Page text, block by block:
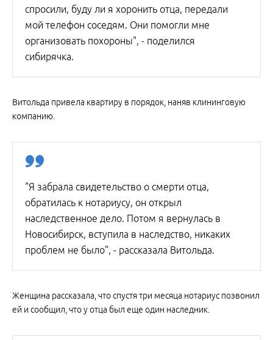
спросили, буду ли я хоронить отца, передали
мой телефон соседям. Они помогли мне
организовать похороны", - поделился
сибирячка.
Витольда привела квартиру в порядок, наняв клининговую
компанию.
"Я забрала свидетельство о смерти отца,
обратилась к нотариусу, он открыл
наследственное дело. Потом я вернулась в
Новосибирск, вступила в наследство, никаких
проблем не было", - рассказала Витольда.
Женщина рассказала, что спустя три месяца нотариус позвонил
ей и сообщил, что у отца был еще один наследник.